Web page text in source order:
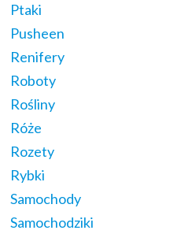
Ptaki
Pusheen
Renifery
Roboty
Rośliny
Róże
Rozety
Rybki
Samochody
Samochodziki